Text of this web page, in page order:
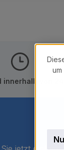
innerhalb von 24h